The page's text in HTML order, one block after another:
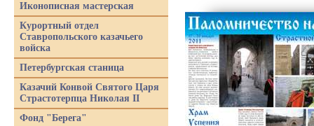
Иконописная мастерская
Курортный отдел
Ставропольского казачьего
войска
Петербургская станица
Казачий Конвой Святого Царя
Страстотерпца Николая II
Фонд "Берега"